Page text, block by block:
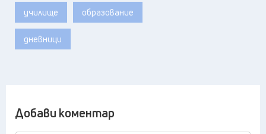
училище образование
дневници
Добави коментар